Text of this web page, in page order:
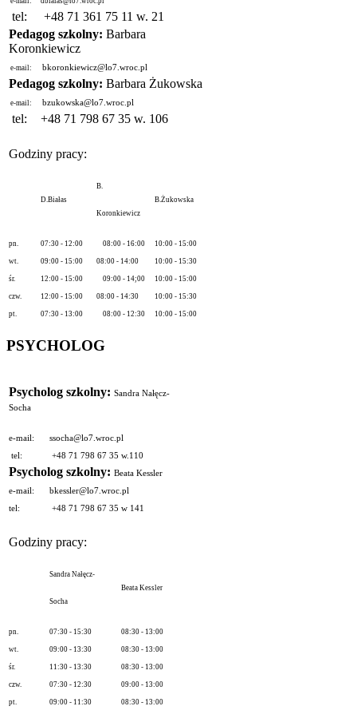
tel:
+48 71 361 75 11 w. 21
Pedagog szkolny: Barbara
Koronkiewicz
e-mail: bkoronkiewicz@lo7.wroc.pl
Pedagog szkolny: Barbara Żukowska
e-mail: bzukowska@lo7.wroc.pl
tel: +48 71 798 67 35 w. 106
Godziny pracy:
D.Białas
B.
Koronkiewicz
B.Żukowska
pn. 07:30 - 12:00 08:00 - 16:00 10:00 - 15:00
wt. 09:00 - 15:00 08:00 - 14:00 10:00 - 15:30
śr. 12:00 - 15:00 09:00 - 14;00 10:00 - 15:00
czw. 12:00 - 15:00 08:00 - 14:30 10:00 - 15:30
pt. 07:30 - 13:00 08:00 - 12:30 10:00 - 15:00
PSYCHOLOG
Psycholog szkolny: Sandra Nałęcz-
Socha
e-mail:
ssocha@lo7.wroc.pl
tel:
+48 71 798 67 35 w.110
Psycholog szkolny: Beata Kessler
e-mail:
bkessler@lo7.wroc.pl
tel:
+48 71 798 67 35 w 141
Godziny pracy:
Sandra Nałęcz-
Socha
Beata Kessler
pn. 07:30 - 15:30 08:30 - 13:00
wt. 09:00 - 13:30 08:30 - 13:00
śr. 11:30 - 13:30 08:30 - 13:00
czw. 07:30 - 12:30 09:00 - 13:00
pt. 09:00 - 11:30 08:30 - 13:00